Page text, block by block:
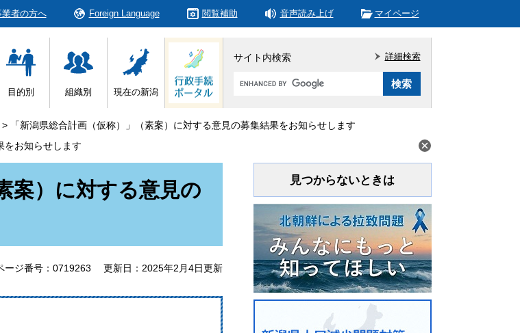
業者の方へ Foreign Language 閲覧補助 音声読み上げ マイページ
目的別 組織別 現在の新潟
サイト内検索
Google
タ
ム
詳細検索
>
「新潟県総合計画（仮称）」（素案）に対する意見の募集結果をお知らせします
をお知らせします
案）に対する意見の
ージ番号：0719263 更新日：2025年2月4日更新
見つからないときは